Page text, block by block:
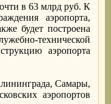
в 63 млрд руб. К
аэропорта,
будет построена
технической
аэропорта
Самары,
аэропортов